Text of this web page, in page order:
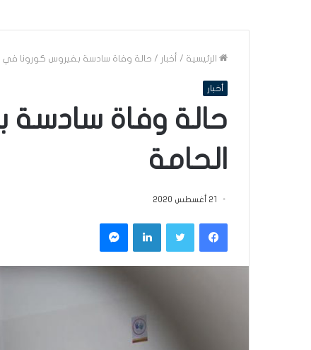
الرئيسية / أخبار / حالة وفاة سادسة بفيروس كورونا في
أخبار
حالة وفاة
الحامة
21 أغسطس 2020
فيسبوكتويتر لينكدإن ماسنجر